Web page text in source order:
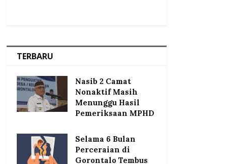
TERBARU
Nasib 2 Camat
Nonaktif Masih
Menunggu Hasil
Pemeriksaan MPHD
Selama 6 Bulan
Perceraian di
Gorontalo Tembus